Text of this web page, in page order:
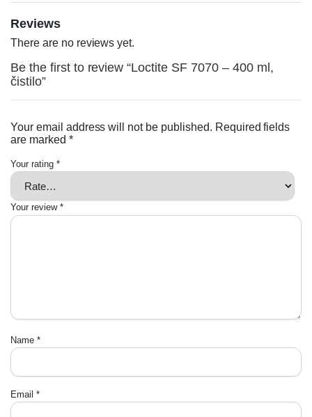
Reviews
There are no reviews yet.
Be the first to review “Loctite SF 7070 – 400 ml,
čistilo”
Your email address will not be published. Required fields
are marked *
Your rating *
Your review *
Name *
Email *